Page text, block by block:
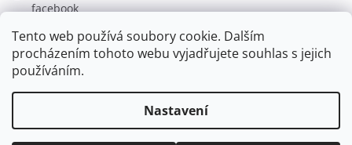
Tento web používá soubory cookie. Dalším
procházením tohoto webu vyjadřujete souhlas s jejich
používáním.
Nastavení
facebook
eprvnacek